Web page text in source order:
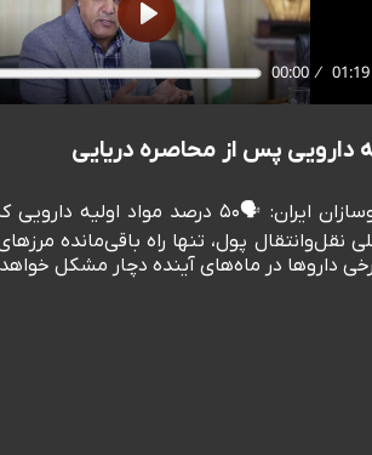
💬هادی احمدی، سخنگوی انجمن داروسازان
داروها در ماه‌های آینده دچار مشکل